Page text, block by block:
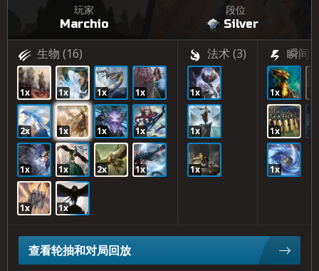
玩家
Marchio
段位
Silver
生物 (16)
1x 1x 1x 1x
2x 1x 1x 1x
1x 1x 2x 1x
1x 1x
法术(3)
1x
1x
1x
瞬间
1x 1x
1x 1x
1x
查看轮抽和对局回放